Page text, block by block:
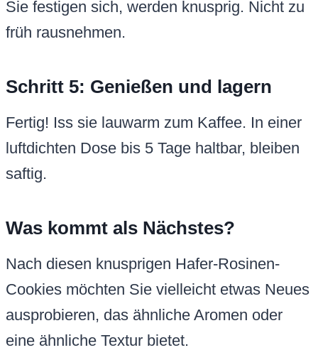
Sie festigen sich, werden knusprig. Nicht zu
früh rausnehmen.
Schritt 5: Genießen und lagern
Fertig! Iss sie lauwarm zum Kaffee. In einer
luftdichten Dose bis 5 Tage haltbar, bleiben
saftig.
Was kommt als Nächstes?
Nach diesen knusprigen Hafer-Rosinen-
Cookies möchten Sie vielleicht etwas Neues
ausprobieren, das ähnliche Aromen oder
eine ähnliche Textur bietet.